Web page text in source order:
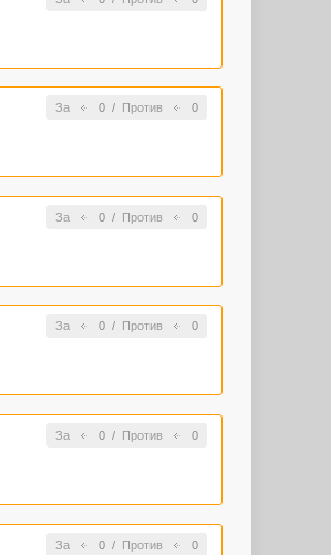
За 0/ Против 0
За 0/ Против 0
За 0/ Против 0
За 0/ Против 0
За 0/ Против 0